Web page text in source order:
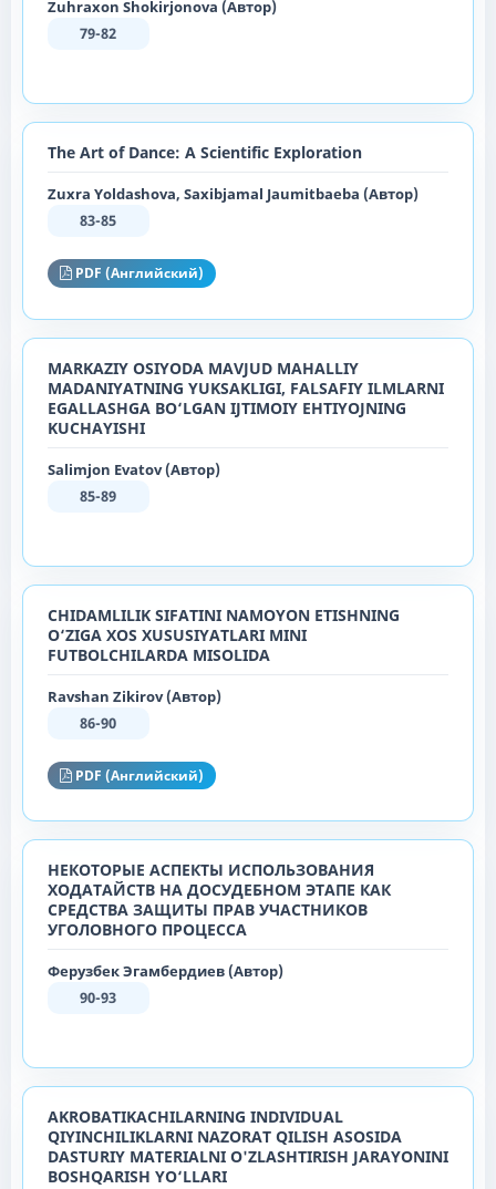
Zuhraxon Shokirjonova (Автор)
79-82
The Art of Dance: A Scientific Exploration
Zuxra Yoldashova, Saxibjamal Jaumitbaeba (Автор)
83-85
PDF (Английский)
MARKAZIY OSIYODA MAVJUD MAHALLIY
MADANIYATNING YUKSAKLIGI, FALSAFIY ILMLARNI
EGALLASHGA BO‘LGAN IJTIMOIY EHTIYOJNING
KUCHAYISHI
Salimjon Evatov (Автор)
85-89
CHIDAMLILIK SIFATINI NAMOYON ETISHNING
O‘ZIGA XOS XUSUSIYATLARI MINI
FUTBOLCHILARDA MISOLIDA
Ravshan Zikirov (Автор)
86-90
PDF (Английский)
НЕКОТОРЫЕ АСПЕКТЫ ИСПОЛЬЗОВАНИЯ
ХОДАТАЙСТВ НА ДОСУДЕБНОМ ЭТАПЕ КАК
СРЕДСТВА ЗАЩИТЫ ПРАВ УЧАСТНИКОВ
УГОЛОВНОГО ПРОЦЕССА
Ферузбек Эгамбердиев (Автор)
90-93
AKROBATIKACHILARNING INDIVIDUAL
QIYINCHILIKLARNI NAZORAT QILISH ASOSIDA
DASTURIY MATERIALNI O'ZLASHTIRISH JARAYONINI
BOSHQARISH YO‘LLARI